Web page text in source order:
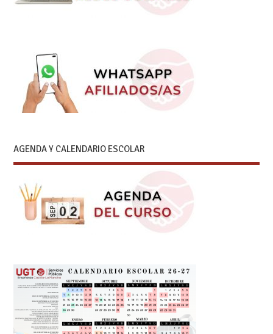
AGENDA Y CALENDARIO ESCOLAR